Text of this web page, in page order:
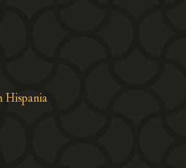
Hispania